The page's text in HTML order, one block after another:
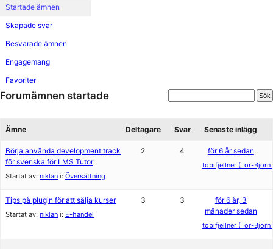
Startade ämnen
Skapade svar
Besvarade ämnen
Engagemang
Favoriter
Forumämnen startade
Ämne Deltagare Svar Senaste inlägg
Börja använda development track
för svenska för LMS Tutor
Startat av: niklan i: Översättning
2 4 för 6 år sedan
tobifjellner (Tor-Bjorn
Tips på plugin för att sälja kurser
Startat av: niklan i: E-handel
3 3
för 6 år, 3
månader sedan
tobifjellner (Tor-Bjorn